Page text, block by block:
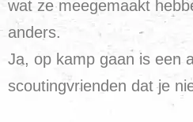
wat ze meegemaakt
anders.
Ja, op kamp gaan is een
scoutingvrienden dat je